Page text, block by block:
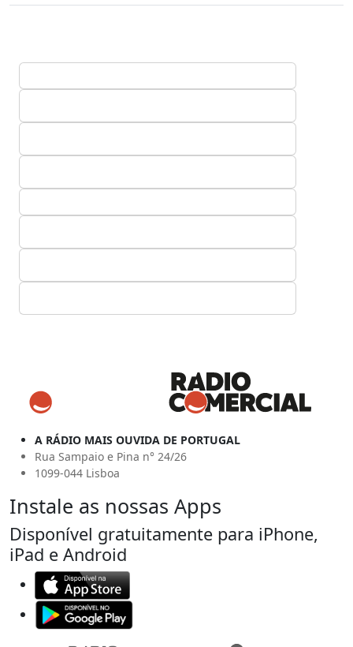
A RÁDIO MAIS OUVIDA DE PORTUGAL
Rua Sampaio e Pina n° 24/26
1099-044 Lisboa
Instale as nossas Apps
Disponível gratuitamente para iPhone,
iPad e Android